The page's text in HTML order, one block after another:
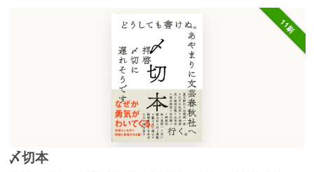
11刷
〆切本